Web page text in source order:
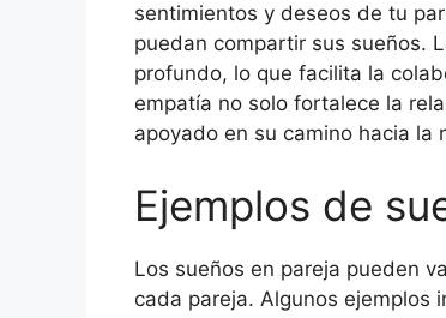
sentimientos y deseos de tu
puedan compartir sus sueños.
profundo, lo que facilita la
empatía no solo fortalece la
apoyado en su camino hacia la
Ejemplos de
Los sueños en pareja pueden
cada pareja. Algunos ejemplos